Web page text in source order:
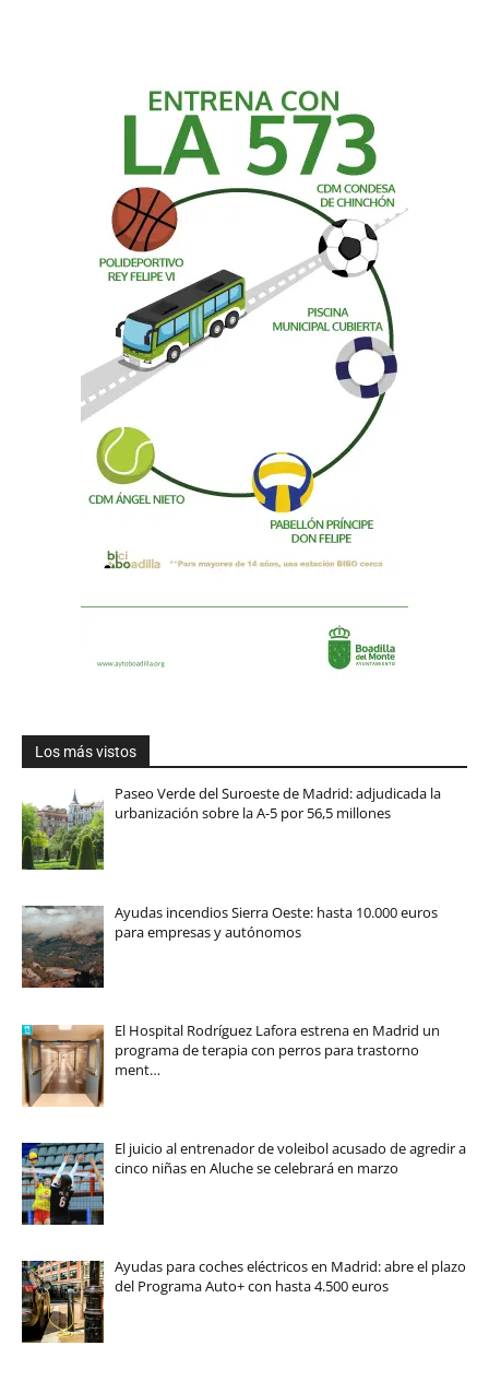
Los más vistos
Paseo Verde del Suroeste de Madrid: adjudicada la
urbanización sobre la A-5 por 56,5 millones
Ayudas incendios Sierra Oeste: hasta 10.000 euros
para empresas y autónomos
El Hospital Rodríguez Lafora estrena en Madrid un
programa de terapia con perros para trastorno
ment…
El juicio al entrenador de voleibol acusado de agredir a
cinco niñas en Aluche se celebrará en marzo
Ayudas para coches eléctricos en Madrid: abre el plazo
del Programa Auto+ con hasta 4.500 euros